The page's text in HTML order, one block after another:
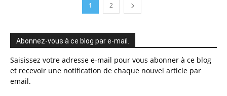
1 2
Abonnez-vous à ce blog par e-mail.
Saisissez votre adresse e-mail pour vous abonner à ce blog
et recevoir une notification de chaque nouvel article par
email.